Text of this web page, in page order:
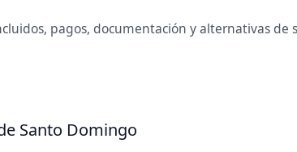
pagos, documentación y alternativas de
Santo Domingo